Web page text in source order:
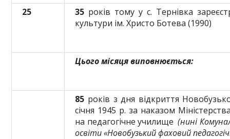
25 35 років тому у с. Тернівка
культури ім. Христо Ботева (1990)
Цього місяця виповнюється:
85 років з дня відкриття
січня 1945 р. за наказом
на педагогічне училище(нині
освіти «Новобузький фаховий